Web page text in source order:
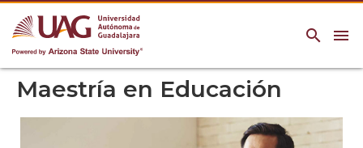
menu
search
Maestría en Educación